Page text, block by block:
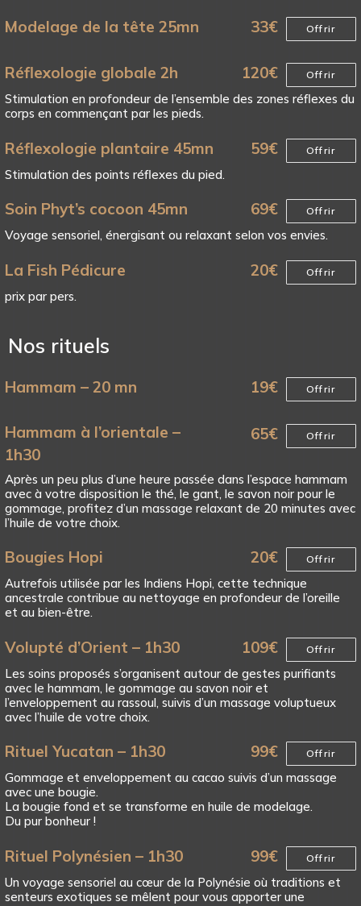
Modelage de la tête 25mn 33€ Offrir
Réflexologie globale 2h 120€ Offrir
Stimulation en profondeur de l’ensemble des zones réflexes du
corps en commençant par les pieds.
Réflexologie plantaire 45mn 59€ Offrir
Stimulation des points réflexes du pied.
Soin Phyt’s cocoon 45mn 69€ Offrir
Voyage sensoriel, énergisant ou relaxant selon vos envies.
La Fish Pédicure 20€ Offrir
prix par pers.
Nos rituels
Hammam – 20 mn 19€ Offrir
Hammam à l’orientale –
1h30
65€ Offrir
Après un peu plus d’une heure passée dans l’espace hammam
avec à votre disposition le thé, le gant, le savon noir pour le
gommage, profitez d’un massage relaxant de 20 minutes avec
l’huile de votre choix.
Bougies Hopi 20€ Offrir
Autrefois utilisée par les Indiens Hopi, cette technique
ancestrale contribue au nettoyage en profondeur de l’oreille
et au bien-être.
Volupté d’Orient – 1h30 109€ Offrir
Les soins proposés s’organisent autour de gestes purifiants
avec le hammam, le gommage au savon noir et
l’enveloppement au rassoul, suivis d’un massage voluptueux
avec l’huile de votre choix.
Rituel Yucatan – 1h30 99€ Offrir
Gommage et enveloppement au cacao suivis d’un massage
avec une bougie.
La bougie fond et se transforme en huile de modelage.
Du pur bonheur !
Rituel Polynésien – 1h30 99€ Offrir
Un voyage sensoriel au cœur de la Polynésie où traditions et
senteurs exotiques se mêlent pour vous apporter une